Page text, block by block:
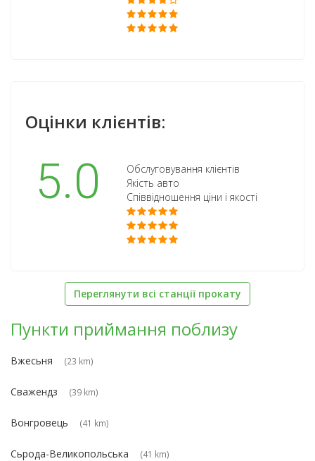
Оцінки клієнтів:
5.0
Обслуговування клієнтів
Якість авто
Співвідношення ціни і якості
Переглянути всі станції прокату
Пункти приймання поблизу
Вжесьня (23 km)
Сважендз (39 km)
Вонгровець (41 km)
Сьрода-Великопольська (41 km)